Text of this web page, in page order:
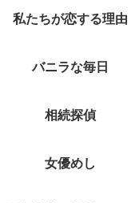
私たちが恋する理由
バニラな毎日
相続探偵
女優めし